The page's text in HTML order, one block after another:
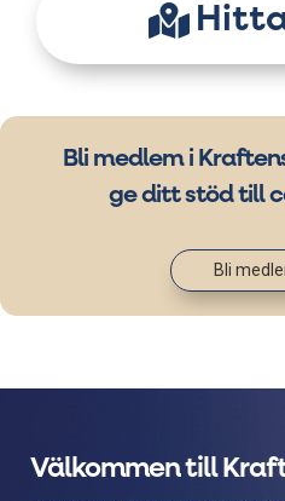
Bli medlem i
ge ditt stöd till
Bli
Välkommen till